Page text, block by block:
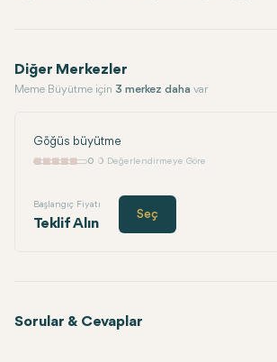
Diğer Merkezler
Meme Büyütme için 3 merkez daha var
Göğüs büyütme
0 0 Değerlendirmeye Göre
Başlangıç Fiyatı
Teklif Alın
Seç
Sorular & Cevaplar